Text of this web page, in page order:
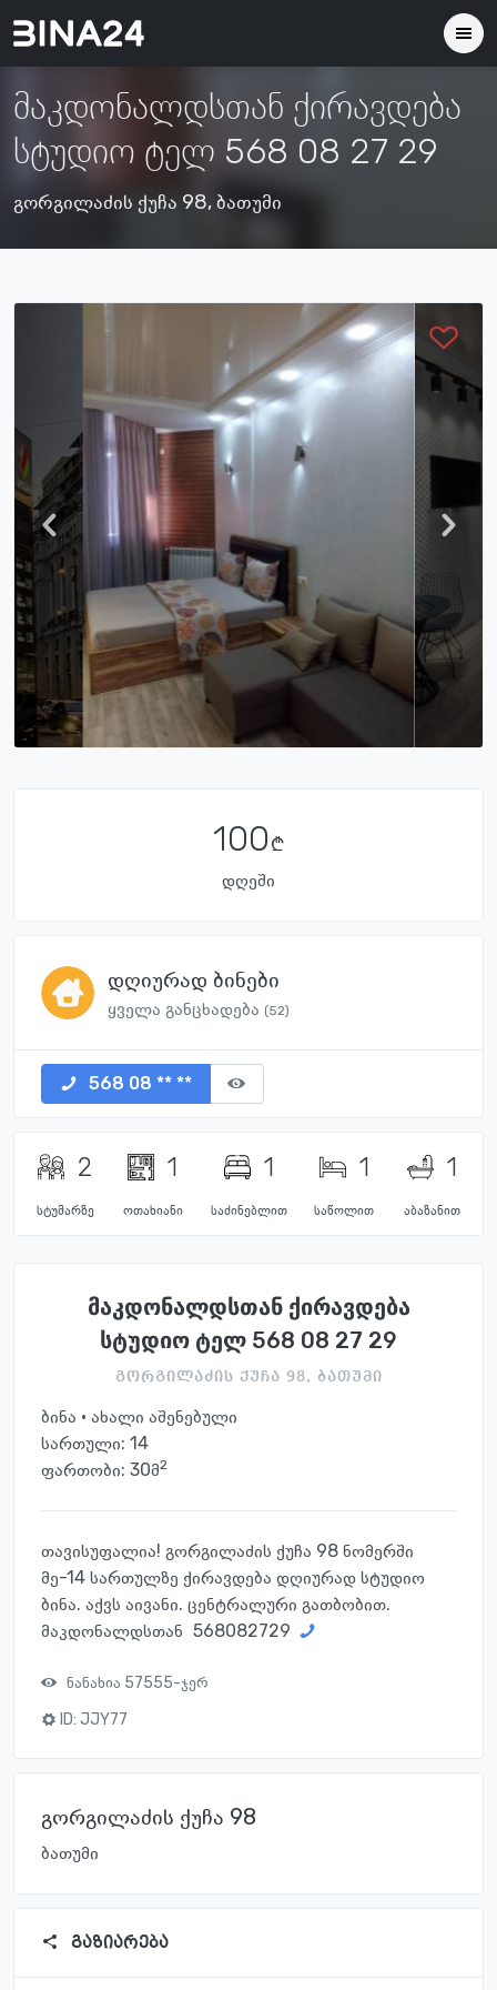
მაკდონალდსთან ქირავდება
სტუდიო ტელ 568 08 27 29
გორგილაძის ქუჩა 98, ბათუმი
100
დღეში
დღიურად ბინები
ყველა განცხადება (52)
568 08 ** **
2
სტუმარზე
1
ოთახიანი
1
საძინებლით
1
საწოლით
1
აბაზანით
მაკდონალდსთან ქირავდება
სტუდიო ტელ 568 08 27 29
გორგილაძის ქუჩა 98, ბათუმი
ბინა · ახალი აშენებული
სართული: 14
ფართობი: 30მ2
თავისუფალია! გორგილაძის ქუჩა 98 ნომერში
მე-14 სართულზე ქირავდება დღიურად სტუდიო
ბინა. აქვს აივანი. ცენტრალური გათბობით.
მაკდონალდსთან 568082729
ნანახია 57555-ჯერ
ID: JJY77
გორგილაძის ქუჩა 98
ბათუმი
გაზიარება